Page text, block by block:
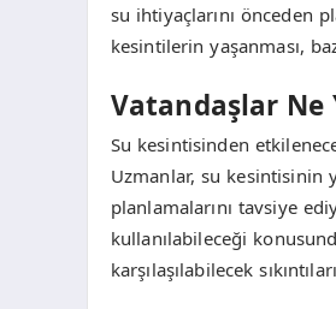
su ihtiyaçlarını önceden
kesintilerin yaşanması,
Vatandaşlar Ne
Su kesintisinden
Uzmanlar, su kesintisinin
planlamalarını tavsiye
kullanılabileceği
karşılaşılabilecek